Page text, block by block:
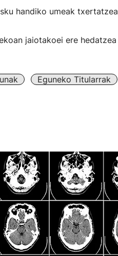
handiko umeak txertatzea
jaiotakoei ere hedatzea
Eguneko Titularrak